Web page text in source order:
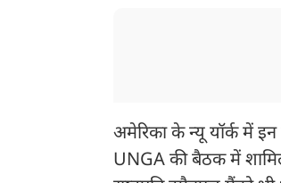
अमेरिका के न्यू यॉर्क में
UNGA की बैठक में